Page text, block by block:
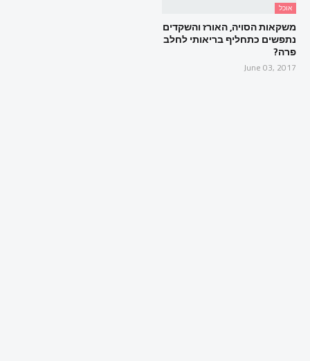
אוכל
משקאות הסויה, האורז והשקדים
נתפשים כתחליף בריאותי לחלב
פרה?
June 03, 2017